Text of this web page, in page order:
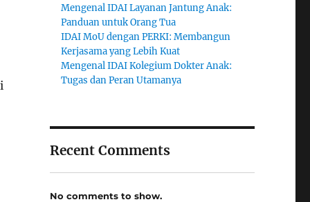
Mengenal IDAI Layanan Jantung Anak:
Panduan untuk Orang Tua
IDAI MoU dengan PERKI: Membangun
Kerjasama yang Lebih Kuat
Mengenal IDAI Kolegium Dokter Anak:
Tugas dan Peran Utamanya
Recent Comments
No comments to show.